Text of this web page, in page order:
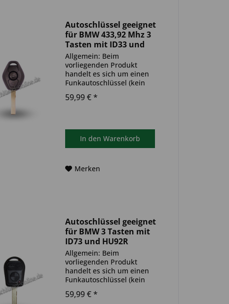
Autoschlüssel geeignet
für BMW 433,92 Mhz 3
Tasten mit ID33 und
HU92R (Aftermarket...
Allgemein: Beim
vorliegenden Produkt
handelt es sich um einen
Funkautoschlüssel (kein
Wegfahrsperre
verbaut. Bitte achte darauf,
dass der Autoschlüssel
59,99 € *
In den Warenkorb
Merken
Autoschlüssel geeignet
für BMW 3 Tasten mit
ID73 und HU92R
(Aftermarket Produkt)
Allgemein: Beim
vorliegenden Produkt
handelt es sich um einen
Funkautoschlüssel (kein
Wegfahrsperre
59,99 € *